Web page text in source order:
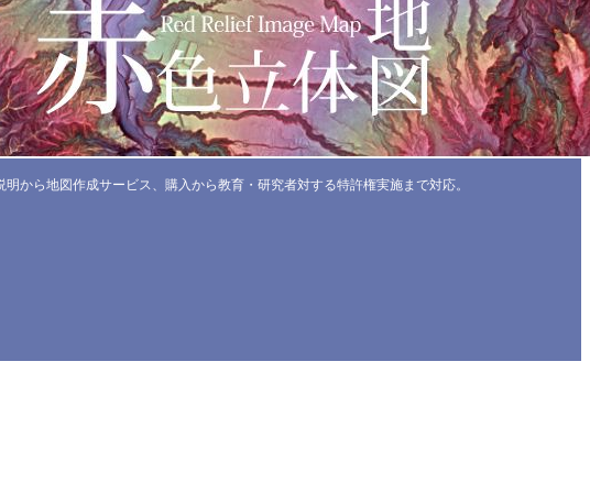
から地図作成サービス、購入から教育・研究者対する特許権実施まで対応。